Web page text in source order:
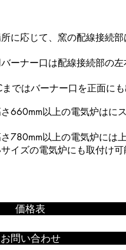
に応じて、窯の配線接続
ーナー口は配線接続部の
まではバーナー口を正面に
660mm以上の電気炉はに
780mm以上の電気炉には
イズの電気炉にも取付け可
価格表
お問い合わせ